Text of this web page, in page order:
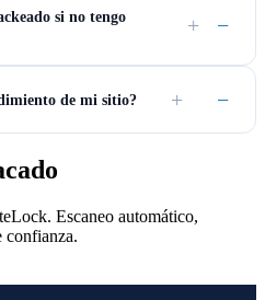
si no tengo
+ −
de mi sitio? + −
Escaneo automático,
confianza.